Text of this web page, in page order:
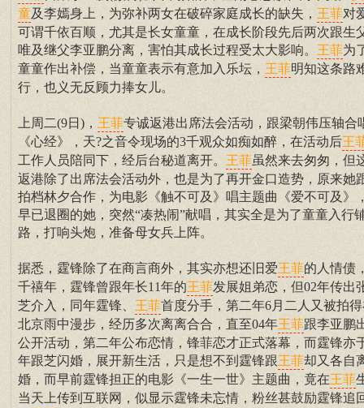
童及李嫣身上，为弥补两女在破碎家庭成长的缺失， 王菲对
可谓千依百顺，尤其是长女童童，在成长阶段先后两次跟生
唯及继父李亚鹏分离，害怕其成长过程受太大影响。 王菲为
童童作出补偿，当童童表示有意加入乐坛， 王菲明知这条路
行，也义无反顾力捧女儿。
上周二(9日)， 王菲专诚返港出席法会活动，跟梁朝伟压轴合
《心经》，天?之音令现场的3千观众如痴如醉，在活动后王
工作人员陪同下，经后台秘道离开。 王菲虽然来去匆匆，但
返港除了出席法会活动外，也是为了再开金口造势，原来她
拍档林夕合作，为电影《触不可及》唱主题曲《爱不可及》
早已退圈的她，突然“凑热闹”献唱，其实全是为了童童入行
路，打响头炮，准备母女兵上阵。
据悉，霆锋除了在商言商外，其实亦想还旧爱王菲的人情债
千禧年，霆锋曾跟年长11年的王菲发展姐弟恋，但02年传出
芝介入，同年霆锋、 王菲首度分手，第二年6月二人又被拍
北京雨中漫步，经历多次离离合合，直至04年王菲跟李亚鹏
公开活动，第二年公布恋情，锋菲恋才正式落幕，而霆锋亦
年跟芝闪婚，展开新生活，只是想不到霆锋跟王菲却又各自
婚，而早前霆锋担正的电影《一生一世》主题曲，竟在王菲
当天上传到互联网，似显示霆锋未忘情，粉丝甚鼓励霆锋追